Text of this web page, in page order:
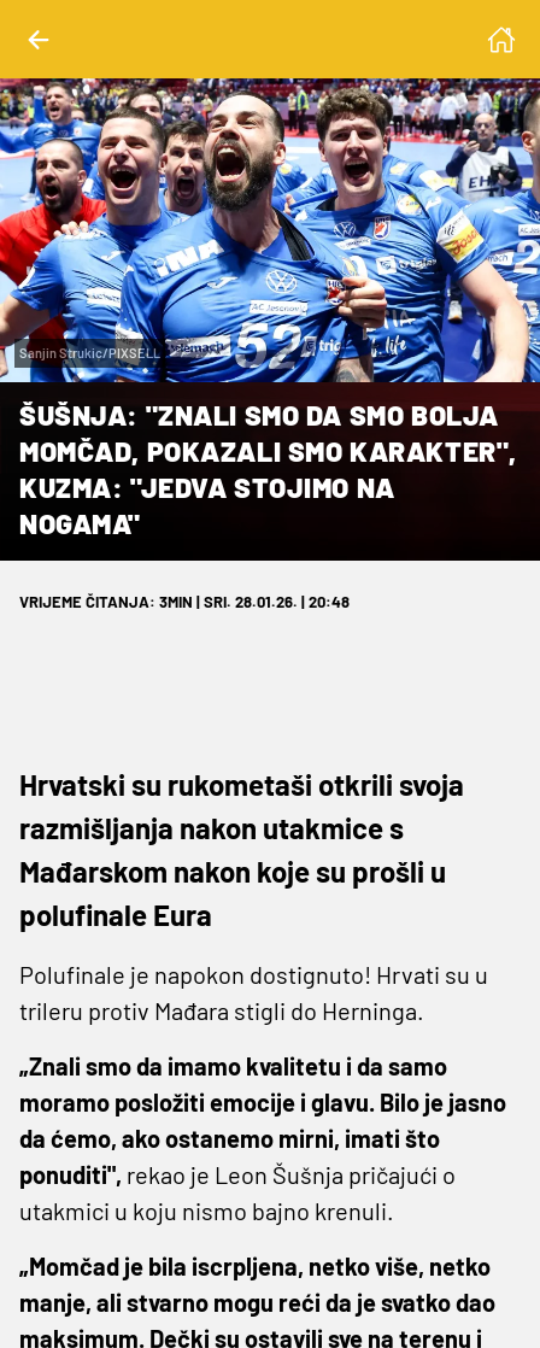
Sanjin Strukic/PIXSELL
ŠUŠNJA: "ZNALI SMO DA SMO BOLJA
MOMČAD, POKAZALI SMO KARAKTER",
KUZMA: "JEDVA STOJIMO NA
NOGAMA"
VRIJEME ČITANJA: 3MIN | SRI. 28.01.26. | 20:48
Hrvatski su rukometaši otkrili svoja
razmišljanja nakon utakmice s
Mađarskom nakon koje su prošli u
polufinale Eura
Polufinale je napokon dostignuto! Hrvati su u
trileru protiv Mađara stigli do Herninga.
„Znali smo da imamo kvalitetu i da samo
moramo posložiti emocije i glavu. Bilo je jasno
da ćemo, ako ostanemo mirni, imati što
ponuditi", rekao je Leon Šušnja pričajući o
utakmici u koju nismo bajno krenuli.
„Momčad je bila iscrpljena, netko više, netko
manje, ali stvarno mogu reći da je svatko dao
maksimum. Dečki su ostavili sve na terenu i